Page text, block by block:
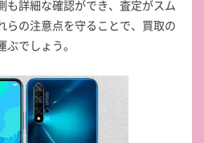
も詳細な確認ができ、査定がスム
らの注意点を守ることで、買取の
でしょう。